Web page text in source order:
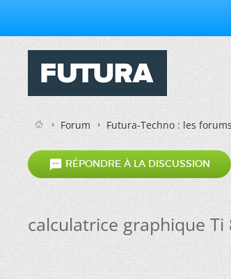
Forum Futura-Techno : les
 RÉPONDRE À LA DISCUSSION
calculatrice graphique Ti